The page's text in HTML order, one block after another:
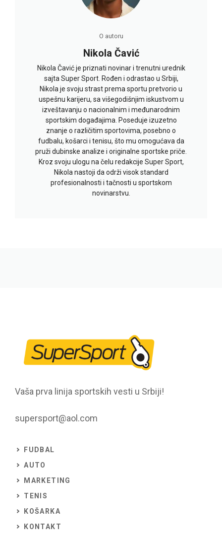
O autoru
Nikola Čavić
Nikola Čavić je priznati novinar i trenutni urednik
sajta Super Sport. Rođen i odrastao u Srbiji,
Nikola je svoju strast prema sportu pretvorio u
uspešnu karijeru, sa višegodišnjim iskustvom u
izveštavanju o nacionalnim i međunarodnim
sportskim događajima. Poseduje izuzetno
znanje o različitim sportovima, posebno o
fudbalu, košarci i tenisu, što mu omogućava da
pruži dubinske analize i originalne sportske priče.
Kroz svoju ulogu na čelu redakcije Super Sport,
Nikola nastoji da održi visok standard
profesionalnosti i tačnosti u sportskom
novinarstvu.
Vaša prva linija sportskih vesti u Srbiji!
supersport@aol.com
FUDBAL
AUTO
MARKETING
TENIS
KOŠARKA
KONTAKT